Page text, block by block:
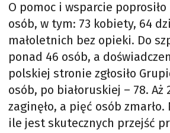
O pomoc i wsparcie
osób, w tym: 73 kobiety, 64
małoletnich bez opieki. Do
ponad 46 osób, a
polskiej stronie zgłosiło
osób, po białoruskiej – 78. Aż
zaginęło, a pięć osób
ile jest skutecznych przejść